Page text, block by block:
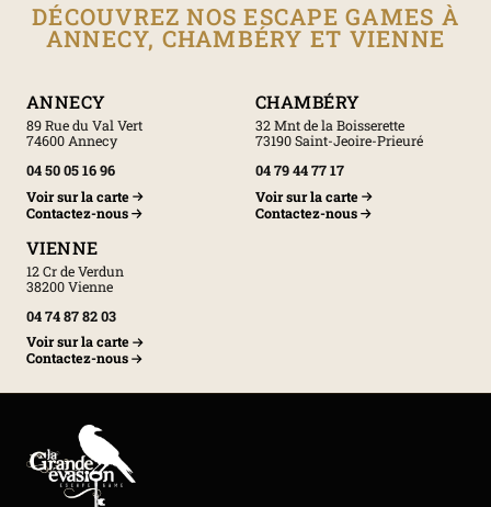
DÉCOUVREZ NOS ESCAPE GAMES À
ANNECY, CHAMBÉRY ET VIENNE
ANNECY
89 Rue du Val Vert
74600 Annecy
04 50 05 16 96
Voir sur la carte
Contactez-nous
CHAMBÉRY
32 Mnt de la Boisserette
73190 Saint-Jeoire-Prieuré
04 79 44 77 17
Voir sur la carte
Contactez-nous
VIENNE
12 Cr de Verdun
38200 Vienne
04 74 87 82 03
Voir sur la carte
Contactez-nous